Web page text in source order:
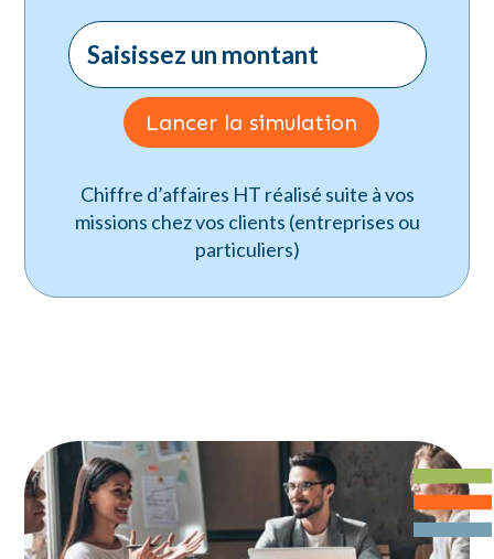
Lancer la simulation
Chiffre d’affaires HT réalisé suite à vos
missions chez vos clients (entreprises ou
particuliers)